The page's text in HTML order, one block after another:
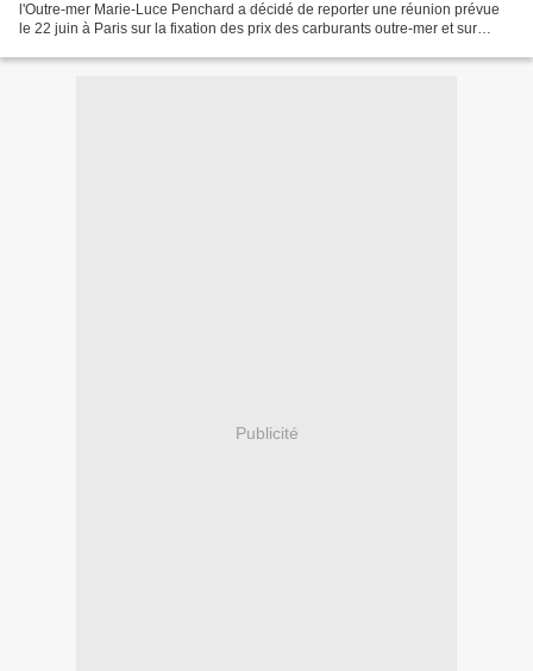
l'Outre-mer Marie-Luce Penchard a décidé de reporter une réunion prévue
le 22 juin à Paris sur la fixation des prix des carburants outre-mer et sur
Publicité